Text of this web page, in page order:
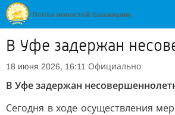
В Уфе задержан
18 июня 2026, 16:11 Официально
В Уфе задержан
Сегодня в ходе осуществления